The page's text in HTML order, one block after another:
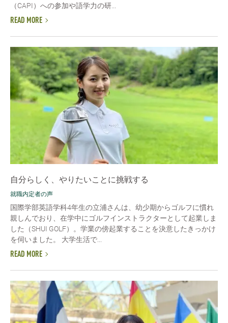
（CAPI）への参加や語学力の研...
READ MORE
自分らしく、やりたいことに挑戦する
就職内定者の声
国際学部英語学科4年生の立浦さんは、幼少期からゴルフに慣れ
親しんでおり、在学中にゴルフインストラクターとして起業しま
した（SHUI GOLF）。学業の傍起業することを決意したきっかけ
を伺いました。 大学生活で...
READ MORE